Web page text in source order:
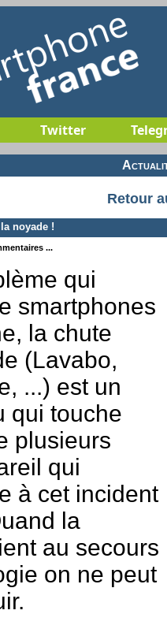
Twitter
Retour
noyade !
...
qui
smartphones
la chute
(Lavabo,
...) est un
qui touche
plusieurs
qui
à cet incident
la
au secours
on ne peut